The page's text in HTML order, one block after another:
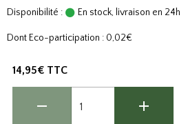
Disponibilité : En stock, livraison en 24h
Dont Eco-participation : 0,02€
14,95€ TTC